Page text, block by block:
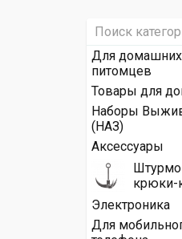
Для домашних
питомцев
Товары для
Наборы
(НАЗ)
Аксессуары
крюки-
Электроника
Для